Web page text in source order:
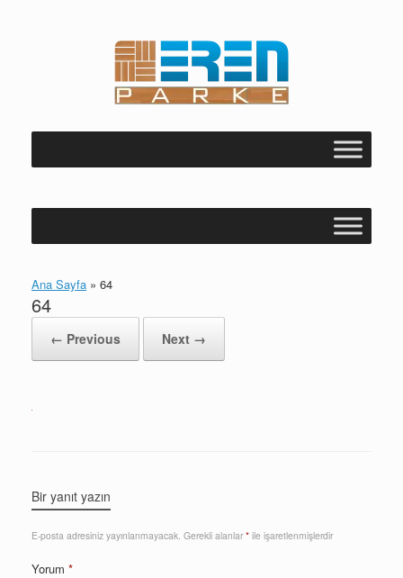
Ana Sayfa » 64
64
← Previous Next →
Bir yanıt yazın
E-posta adresiniz yayınlanmayacak. Gerekli alanlar* ile işaretlenmişlerdir
Yorum *